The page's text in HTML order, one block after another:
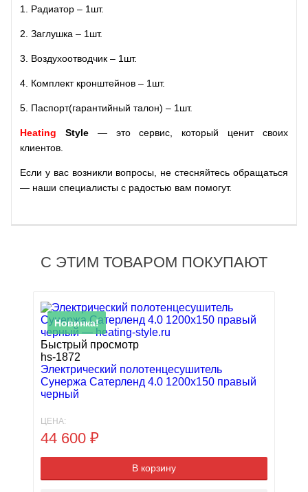
1. Радиатор – 1шт.
2. Заглушка – 1шт.
3. Воздухоотводчик – 1шт.
4. Комплект кронштейнов – 1шт.
5. Паспорт(гарантийный талон) – 1шт.
Heating Style— это сервис, который ценит своих
клиентов.
Если у вас возникли вопросы, не стесняйтесь обращаться
— наши специалисты с радостью вам помогут.
С ЭТИМ ТОВАРОМ ПОКУПАЮТ
Новинка!
Быстрый просмотр
hs-1872
Электрический полотенцесушитель
Сунержа Сатерленд 4.0 1200х150 правый
черный
ЦЕНА:
44 600 ₽
В корзину